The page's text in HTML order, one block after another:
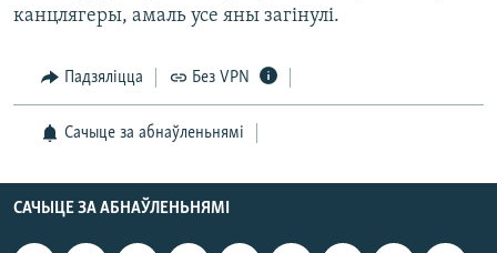
канцлягеры, амаль усе яны загiнулi.
Падзяліцца Без VPN
Сачыце за абнаўленьнямі
САЧЫЦЕ ЗА АБНАЎЛЕНЬНЯМІ